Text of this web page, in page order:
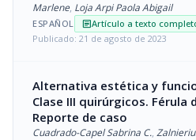
Marlene, Loja Arpi Paola Abigail
ESPAÑOL articleArtículo a texto
Publicado: 21 de agosto de 2023
Alternativa estética y
Clase III quirúrgicos. Férula
Reporte de caso
Cuadrado-Capel Sabrina C.,